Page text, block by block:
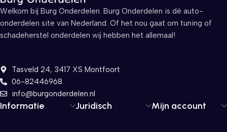
Informatie Juridisch Mijn account
Welkom bij Burg Onderdelen. Burg Onderdelen is dé auto-
onderdelen site van Nederland. Of het nou gaat om tuning of
schadeherstel onderdelen wij hebben het allemaal!
Tasveld 24, 3417 XS Montfoort
06-82446968
info@burgonderdelen.nl